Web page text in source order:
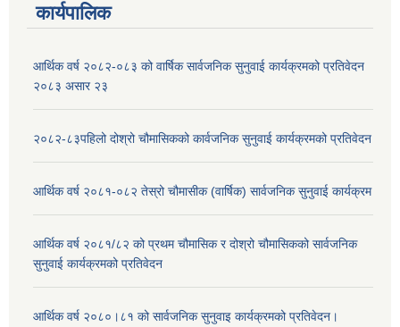
कार्यपालिक
आर्थिक वर्ष २०८२-०८३ को वार्षिक सार्वजनिक सुनुवाई कार्यक्रमको प्रतिवेदन
२०८३ असार २३
२०८२-८३पहिलो दोश्रो चौमासिकको कार्वजनिक सुनुवाई कार्यक्रमको प्रतिवेदन
आर्थिक वर्ष २०८१-०८२ तेस्रो चौमासीक (वार्षिक) सार्वजनिक सुनुवाई कार्यक्रम
आर्थिक वर्ष २०८१/८२ को प्रथम चौमासिक र दोश्रो चौमासिकको सार्वजनिक
सुनुवाई कार्यक्रमको प्रतिवेदन
आर्थिक वर्ष २०८०।८१ को सार्वजनिक सुनुवाइ कार्यक्रमको प्रतिवेदन।